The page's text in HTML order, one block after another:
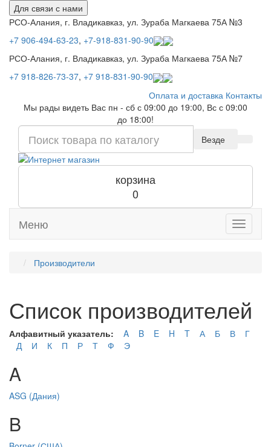
Для связи с нами
РСО-Алания, г. Владикавказ, ул. Зураба Магкаева 75А №3
+7 906-494-63-23, +7-918-831-90-90
РСО-Алания, г. Владикавказ, ул. Зураба Магкаева 75А №7
+7 918-826-73-37, +7 918-831-90-90
Оплата и доставка Контакты
Мы рады видеть Вас пн - сб с 09:00 до 19:00, Вс с 09:00
до 18:00!
Везде
корзина
0
Toggle
Меню
Производители
Список производителей
Алфавитный указатель: A B E H T А Б В
Г
Д
И К П Р Т Ф Э
A
ASG (Дания)
B